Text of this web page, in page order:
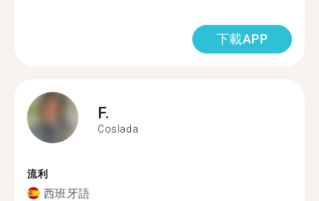
下載APP
F.
Coslada
流利
西班牙語